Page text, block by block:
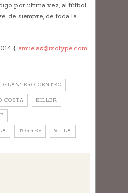
por última vez, al fútbol
de siempre, de toda la
{ amuelas@ixotype.com
DELANTERO CENTRO
COSTA KILLER
TORRES VILLA